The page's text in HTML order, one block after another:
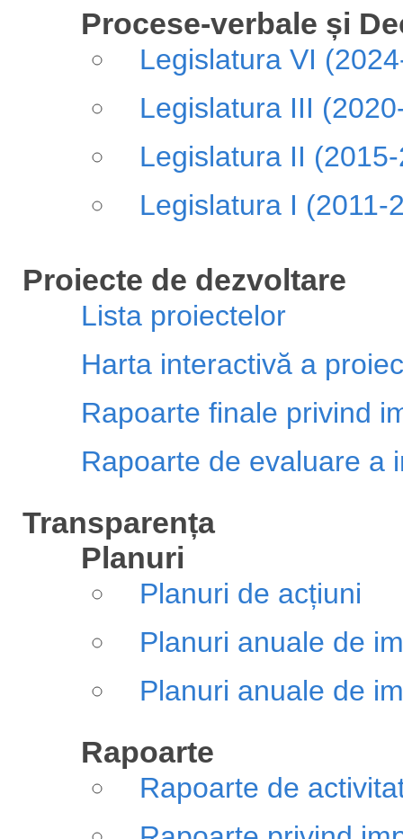
Procese-verbale și
Legislatura VI
Legislatura III
Legislatura II
Legislatura I (2011-
Proiecte de dezvoltare
Lista proiectelor
Harta interactivă a
Rapoarte finale privind
Rapoarte de evaluare a
Transparența
Planuri
Planuri de acțiuni
Planuri anuale de
Planuri anuale de
Rapoarte
Rapoarte de